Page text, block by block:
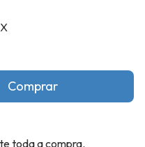
toda a compra.